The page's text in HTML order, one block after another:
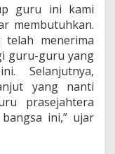
H
o
n
r
e
r
guru ini kami
membutuhkan.
menerima
guru-guru yang
Selanjutnya,
yang nanti
prasejahtera
ini,” ujar